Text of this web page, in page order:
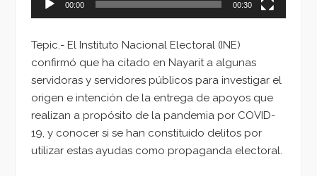
00:00 00:30
Tepic.- El Instituto Nacional Electoral (INE)
confirmó que ha citado en Nayarit a algunas
servidoras y servidores públicos para investigar el
origen e intención de la entrega de apoyos que
realizan a propósito de la pandemia por COVID-
19, y conocer si se han constituido delitos por
utilizar estas ayudas como propaganda electoral.